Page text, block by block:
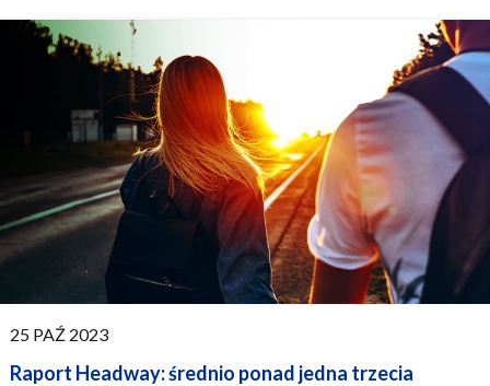
PUBBLICATO:
25 PAŹ 2023
Raport Headway: średnio ponad jedna trzecia